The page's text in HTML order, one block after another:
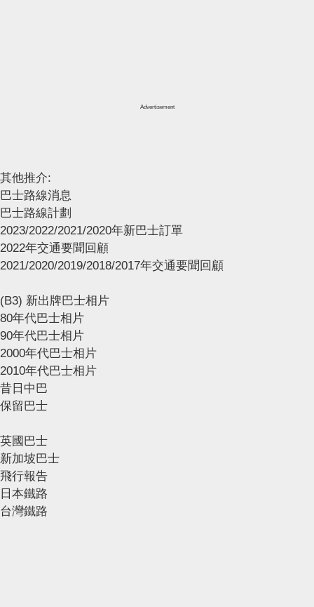
Advertisement
其他推介:
巴士路線消息
巴士路線計劃
2023/2022/2021/2020年新巴士訂單
2022年交通要聞回顧
2021/2020/2019/2018/2017年交通要聞回顧
(B3) 新出牌巴士相片
80年代巴士相片
90年代巴士相片
2000年代巴士相片
2010年代巴士相片
昔日中巴
保留巴士
英國巴士
新加坡巴士
飛行報告
日本鐵路
台灣鐵路